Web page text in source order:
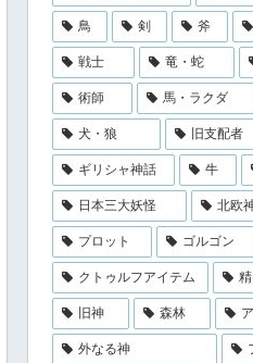
鳥 剣 斧
戦士 竜・蛇
術師 馬・ラクダ
犬・狼 旧支配者
ギリシャ神話 牛
日本三大妖怪 北欧
プロット ゴルゴン
クトゥルフアイテム
旧神 森林
外なる神